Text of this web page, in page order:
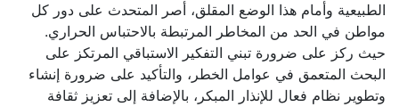
الطبيعية وأمام هذا الوضع المقلق، أصر المتحدث على دور كل
مواطن في الحد من المخاطر المرتبطة بالاحتباس الحراري.
حيث ركز على ضرورة تبني التفكير الاستباقي المرتكز على
البحث المتعمق في عوامل الخطر، والتأكيد على ضرورة إنشاء
وتطوير نظام فعال للإنذار المبكر، بالإضافة إلى تعزيز ثقافة